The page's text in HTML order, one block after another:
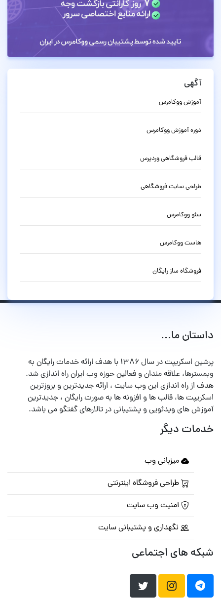
آگهی
آموزش ووکامرس
دوره آموزش ووکامرس
قالب فروشگاهی وردپرس
طراحی سایت فروشگاهی
سئو ووکامرس
هاست ووکامرس
فروشگاه ساز رایگان
داستان ما...
پرشین اسکریپت در سال ۱۳۸۶ با هدف ارائه خدمات رایگان به
وبمسترها، علاقه مندان و فعالین حوزه وب ایران راه اندازی شد.
هدف از راه اندازی این وب سایت ، ارائه جدیدترین و بروزترین
اسکریپت ها، قالب ها و افزونه ها به صورت رایگان ، جدیدترین
آموزش های ویدئویی و پشتیبانی در تالارهای گفتگو می باشد.
خدمات دیگر
میزبانی وب
طراحی فروشگاه اینترنتی
امنیت وب سایت
نگهداری و پشتیبانی سایت
شبکه های اجتماعی